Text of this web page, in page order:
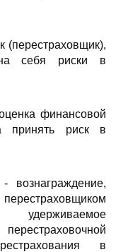
(перестраховщик),
себя риски в
финансовой
принять риск в
- вознаграждение,
удерживаемое
в